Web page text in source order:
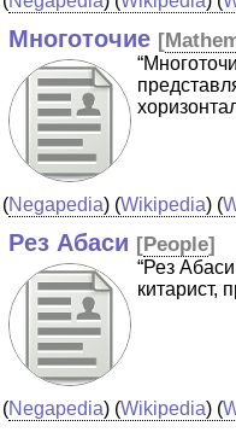
Многоточие [
(Negapedia) (Wikipedia) (
Рез Абаси [People]
“Рез
китарист,
(Negapedia) (Wikipedia) (